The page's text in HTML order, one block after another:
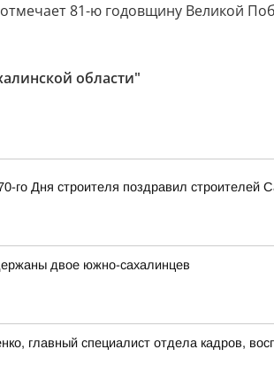
81-ю годовщину Великой
области"
го Дня строителя поздравил строителей
двое южно-сахалинцев
главный специалист отдела кадров,